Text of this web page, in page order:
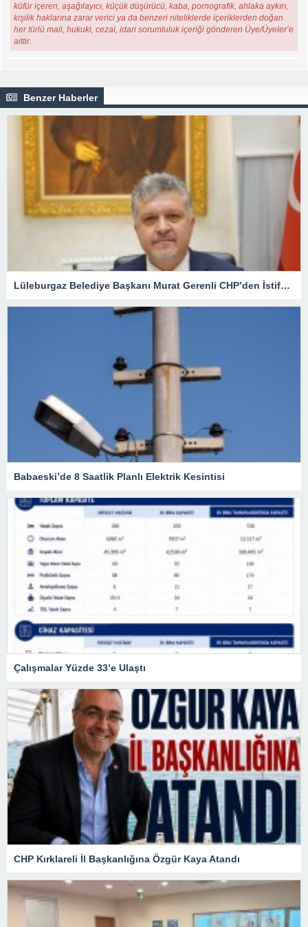
küfür içeren, aşağılayıcı, küçük düşürücü, kaba, pornografik, ahlaka aykırı,
kişilik haklarına zarar verici ya da benzeri niteliklerde içeriklerden doğan
her türlü mali, hukuki, cezai, idari sorumluluk içeriği gönderen Üye/Üyeler’e
aittir.
Benzer Haberler
Lüleburgaz Belediye Başkanı Murat Gerenli CHP’den İstifa Etti
Babaeski’de 8 Saatlik Planlı Elektrik Kesintisi
Çalışmalar Yüzde 33’e Ulaştı
CHP Kırklareli İl Başkanlığına Özgür Kaya Atandı